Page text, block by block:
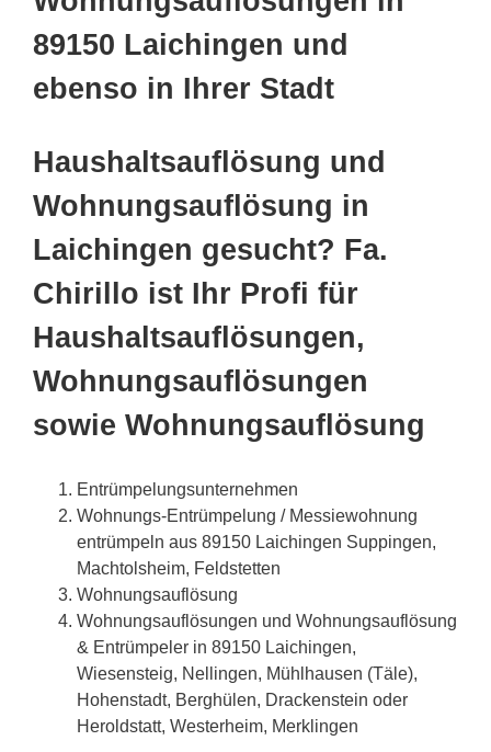
89150 Laichingen und
ebenso in Ihrer Stadt
Haushaltsauflösung und
Wohnungsauflösung in
Laichingen gesucht? Fa.
Chirillo ist Ihr Profi für
Haushaltsauflösungen,
Wohnungsauflösungen
sowie Wohnungsauflösung
Entrümpelungsunternehmen
Wohnungs-Entrümpelung / Messiewohnung
entrümpeln aus 89150 Laichingen Suppingen,
Machtolsheim, Feldstetten
Wohnungsauflösung
Wohnungsauflösungen und Wohnungsauflösung
& Entrümpeler in 89150 Laichingen,
Wiesensteig, Nellingen, Mühlhausen (Täle),
Hohenstadt, Berghülen, Drackenstein oder
Heroldstatt, Westerheim, Merklingen